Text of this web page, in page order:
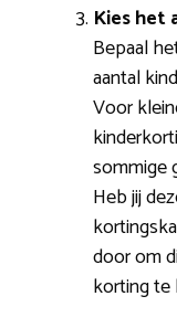
Kies het
Bepaal
aantal
Voor
sommige
Heb jij
door om
korting te